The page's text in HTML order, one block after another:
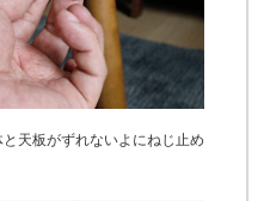
天板がずれないよにねじ止め